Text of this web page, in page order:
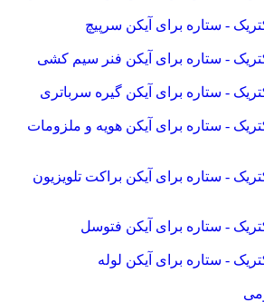
سرپیچ
فنر سیم کشی
گیره سرباتری
هویه و ملزومات
براکت تلویزیون
فتوسل
لوله